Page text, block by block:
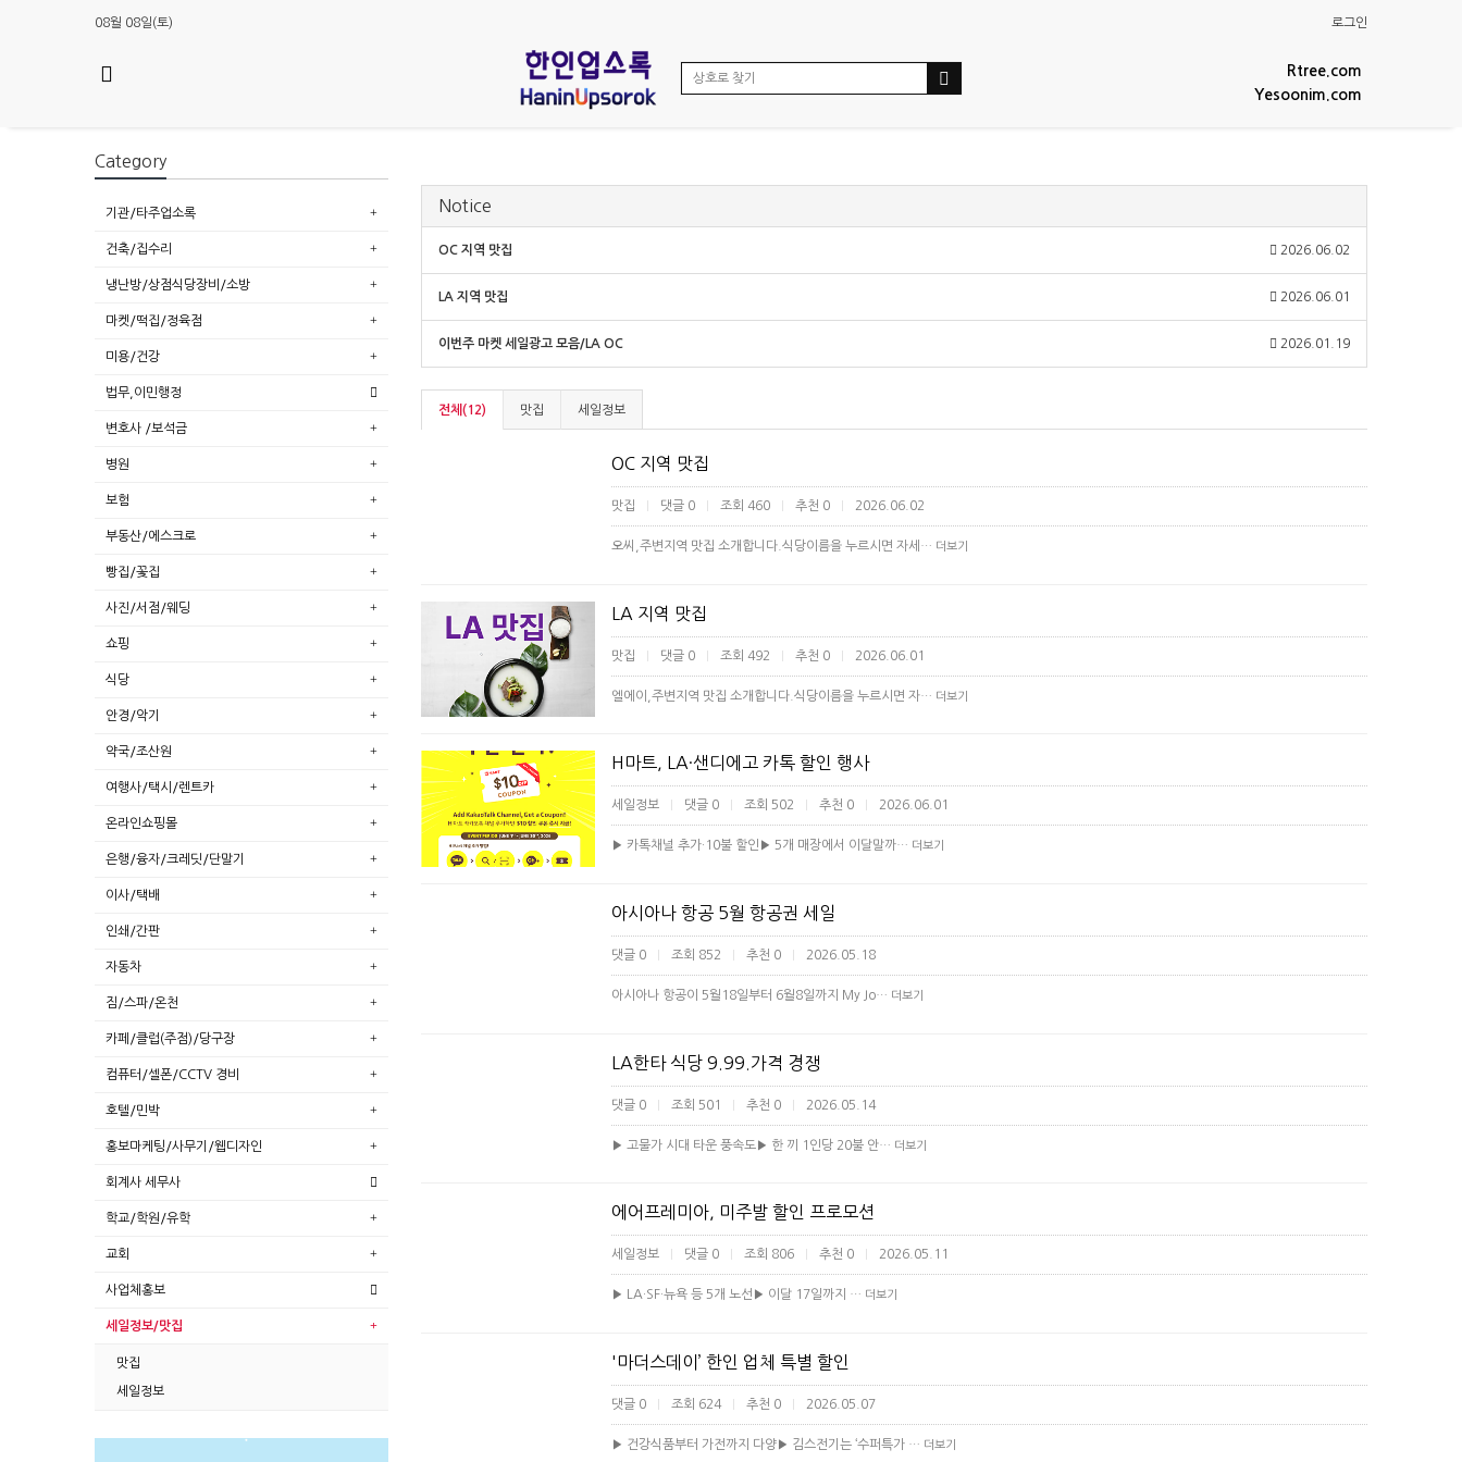
08월 08일(토) 로그인
Rtree.com
Yesoonim.com
Notice
2026.06.02
OC 지역 맛집
2026.06.01
LA 지역 맛집
2026.01.19
이번주 마켓 세일광고 모음/LA OC
전체(12) 맛집 세일정보
OC 지역 맛집
맛집 댓글 0 조회 460 추천 0 2026.06.02
오씨,주변지역 맛집 소개합니다.식당이름을 누르시면 자세… 더보기
LA 지역 맛집
맛집 댓글 0 조회 492 추천 0 2026.06.01
엘에이,주변지역 맛집 소개합니다.식당이름을 누르시면 자… 더보기
H마트, LA·샌디에고 카톡 할인 행사
세일정보 댓글 0 조회 502 추천 0 2026.06.01
▶ 카톡채널 추가·10불 할인▶ 5개 매장에서 이달말까… 더보기
아시아나 항공 5월 항공권 세일
댓글 0 조회 852 추천 0 2026.05.18
아시아나 항공이 5월18일부터 6월8일까지 My Jo… 더보기
LA한타 식당 9.99.가격 경쟁
댓글 0 조회 501 추천 0 2026.05.14
▶ 고물가 시대 타운 풍속도▶ 한 끼 1인당 20불 안… 더보기
에어프레미아, 미주발 할인 프로모션
세일정보 댓글 0 조회 806 추천 0 2026.05.11
▶ LA·SF·뉴욕 등 5개 노선▶ 이달 17일까지 … 더보기
'마더스데이’ 한인 업체 특별 할인
댓글 0 조회 624 추천 0 2026.05.07
▶ 건강식품부터 가전까지 다양▶ 김스전기는 ‘수퍼특가 … 더보기
Category
기관/타주업소록
건축/집수리
냉난방/상점식당장비/소방
마켓/떡집/정육점
미용/건강
법무,이민행정
변호사 /보석금
병원
보험
부동산/에스크로
빵집/꽃집
사진/서점/웨딩
쇼핑
식당
안경/악기
약국/조산원
여행사/택시/렌트카
온라인쇼핑몰
은행/융자/크레딧/단말기
이사/택배
인쇄/간판
자동차
짐/스파/온천
카페/클럽(주점)/당구장
컴퓨터/셀폰/CCTV 경비
호텔/민박
홍보마케팅/사무기/웹디자인
회계사 세무사
학교/학원/유학
교회
사업체홍보
세일정보/맛집
맛집
세일정보